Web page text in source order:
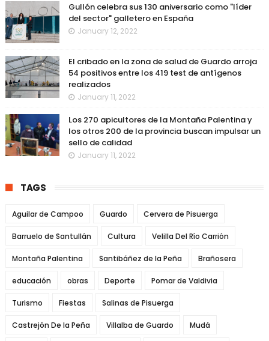
Gullón celebra sus 130 aniversario como "líder
del sector" galletero en España
January 12, 2022
El cribado en la zona de salud de Guardo arroja
54 positivos entre los 419 test de antígenos
realizados
January 11, 2022
Los 270 apicultores de la Montaña Palentina y
los otros 200 de la provincia buscan impulsar un
sello de calidad
January 11, 2022
TAGS
Aguilar de Campoo Guardo Cervera de Pisuerga
Barruelo de Santullán Cultura Velilla Del Río Carrión
Montaña Palentina Santibáñez de la Peña Brañosera
educación obras Deporte Pomar de Valdivia
Turismo Fiestas Salinas de Pisuerga
Castrejón De la Peña Villalba de Guardo Mudá